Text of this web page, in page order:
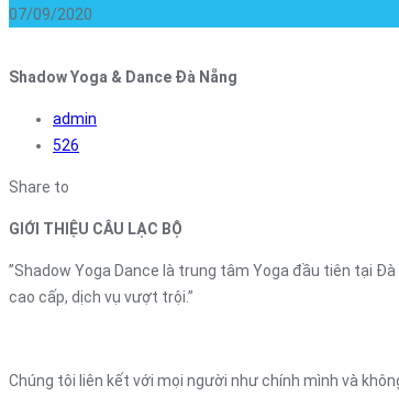
07/09/2020
Shadow Yoga & Dance Đà Nẵng
admin
526
Share to
GIỚI THIỆU CÂU LẠC BỘ
”Shadow Yoga Dance là trung tâm Yoga đầu tiên tại
cao cấp, dịch vụ vượt trội.”
Chúng tôi liên kết với mọi người như chính mình và